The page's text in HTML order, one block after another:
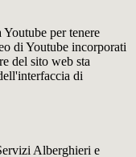
per tenere
di Youtube incorporati
del sito web sta
di
Alberghieri e